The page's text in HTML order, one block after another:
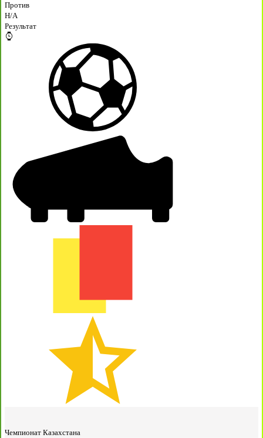
Против
H/A
Результат
Чемпионат Казахстана